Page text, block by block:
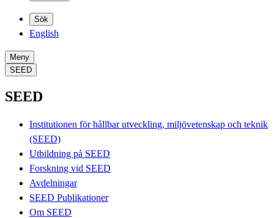
Sök
English
Meny
SEED
SEED
Institutionen för hållbar utveckling, miljövetenskap och teknik
(SEED)
Utbildning på SEED
Forskning vid SEED
Avdelningar
SEED Publikationer
Om SEED